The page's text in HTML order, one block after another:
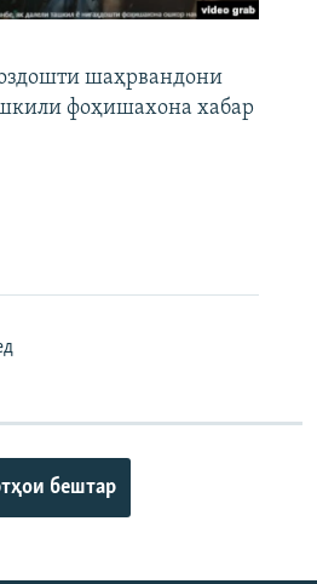
шаҳрвандони
фоҳишахона хабар
бештар